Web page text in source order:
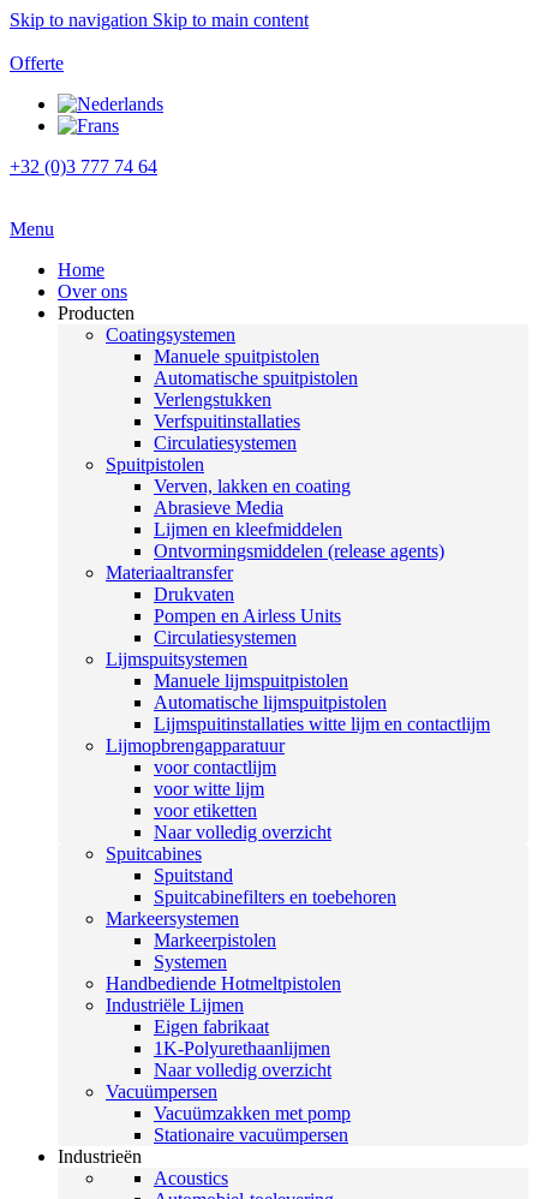
Skip to navigation Skip to main content
Offerte
+32 (0)3 777 74 64
Menu
Home
Over ons
Producten
Coatingsystemen
Manuele spuitpistolen
Automatische spuitpistolen
Verlengstukken
Verfspuitinstallaties
Circulatiesystemen
Spuitpistolen
Verven, lakken en coating
Abrasieve Media
Lijmen en kleefmiddelen
Ontvormingsmiddelen (release agents)
Materiaaltransfer
Drukvaten
Pompen en Airless Units
Circulatiesystemen
Lijmspuitsystemen
Manuele lijmspuitpistolen
Automatische lijmspuitpistolen
Lijmspuitinstallaties witte lijm en contactlijm
Lijmopbrengapparatuur
voor contactlijm
voor witte lijm
voor etiketten
Naar volledig overzicht
Spuitcabines
Spuitstand
Spuitcabinefilters en toebehoren
Markeersystemen
Markeerpistolen
Systemen
Handbediende Hotmeltpistolen
Industriële Lijmen
Eigen fabrikaat
1K-Polyurethaanlijmen
Naar volledig overzicht
Vacuümpersen
Vacuümzakken met pomp
Stationaire vacuümpersen
Industrieën
Acoustics